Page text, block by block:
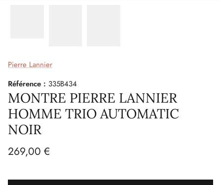
Pierre Lannier
Référence : 335B434
MONTRE PIERRE LANNIER
HOMME TRIO AUTOMATIC
NOIR
269,00 €